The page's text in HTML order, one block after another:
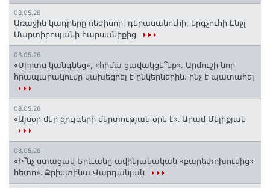
08.05.26
Առաջին կադրերը ռեժիսոր, դերասանուհի, երգչուհի Էնջլ
Մարտիրոսյանի հարսանիքից
08.05.26
«Սիրտս կանգնեց», «հիմա ցավակցե՞նք». Արմուշի նոր
հրապարակումը վախեցրել է ընկերներին. ինչ է պատահել
08.05.26
«Այսօր մեր զույգերի մկրտության օրն է»․ Արամ Մելիքյան
08.05.26
«Ի՞նչ ստացավ Երևանը ավինյանական «բարեփոխումից»
հետո»․ Քրիստինա Վարդանյան